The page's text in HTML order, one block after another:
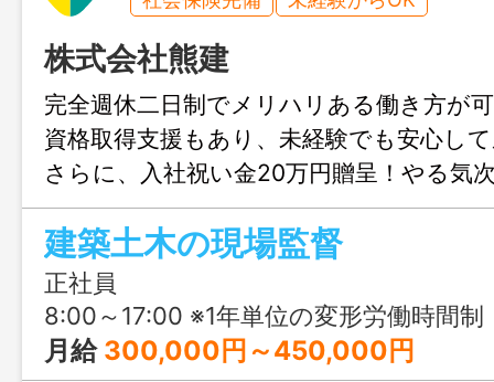
株式会社熊建
完全週休二日制でメリハリある働き方が
資格取得支援もあり、未経験でも安心し
さらに、入社祝い金20万円贈呈！やる気
せ、プライベートとの両立も叶います◎
建築土木の現場監督
正社員
8:00～17:00 ※1年単位の変形労働時間制
月給 300,000円～450,000円